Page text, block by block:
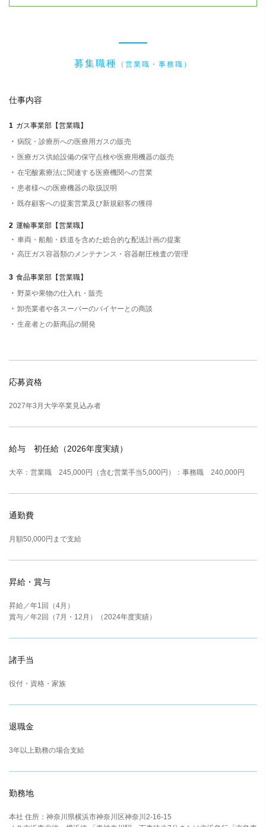
募集職種 （営業職・事務職）
仕事内容
ガス事業部【営業職】
病院・診療所への医療用ガスの販売
医療ガス供給設備の保守点検や医療用機器の販売
在宅酸素療法に関連する医療機関への営業
患者様への医療機器の取扱説明
既存顧客への提案営業及び新規顧客の獲得
運輸事業部【営業職】
車両・船舶・鉄道を含めた総合的な配送計画の提案
高圧ガス容器類のメンテナンス・容器耐圧検査の管理
食品事業部【営業職】
野菜や果物の仕入れ・販売
卸売業者や各スーパーのバイヤーとの商談
生産者との新商品の開発
応募資格
2027年3月大学卒業見込み者
給与 初任給（2026年度実績）
大卒 ：営業職 245,000円（含む営業手当5,000円） ：事務職 240,000円
通勤費
月額50,000円まで支給
昇給・賞与
昇給／年1回（4月）
賞与／年2回（7月・12月）
（2024年度実績）
諸手当
役付・資格・家族
退職金
3年以上勤務の場合支給
勤務地
本社 住所：神奈川県横浜市神奈川区神奈川2-16-15